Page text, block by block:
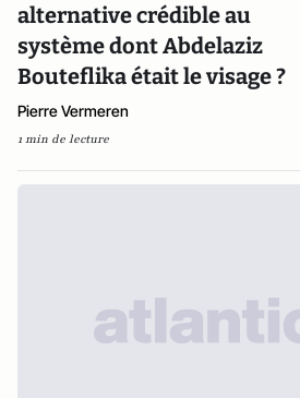
alternative crédible au
système dont Abdelaziz
Bouteflika était le visage ?
Pierre Vermeren
1 min de lecture